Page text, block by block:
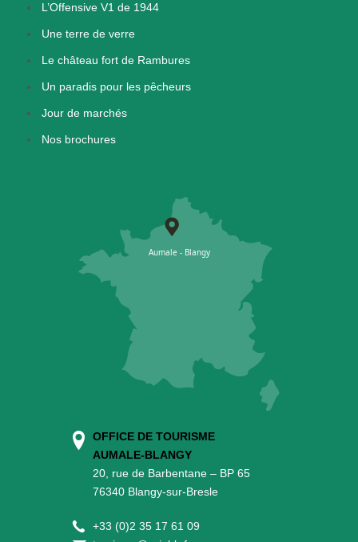
L’Offensive V1 de 1944
Une terre de verre
Le château fort de Rambures
Un paradis pour les pêcheurs
Jour de marchés
Nos brochures
OFFICE DE TOURISME
AUMALE-BLANGY
20, rue de Barbentane – BP 65
76340 Blangy-sur-Bresle
+33 (0)2 35 17 61 09